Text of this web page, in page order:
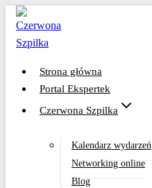
Przejdź
treści
Strona główna
Portal Ekspertek
Czerwona Szpilka
Kalendarz wydarzeń
Networking online
Blog